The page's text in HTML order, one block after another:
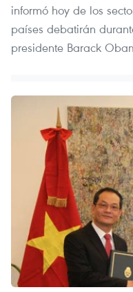
informó hoy de los
países debatirán
presidente Barack